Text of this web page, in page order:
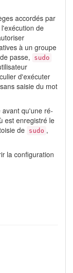
accordés par
de
à un groupe
passe,
sudo
d'exécuter
saisie du mot
qu'une ré-
est enregistré le
de sudo ,
la configuration